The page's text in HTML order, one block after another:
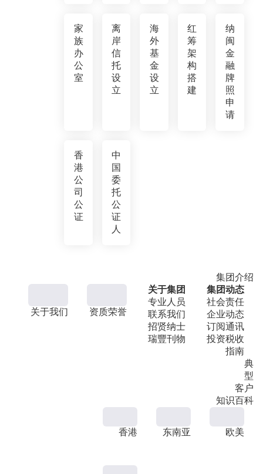
家
族
办
公
室
离
岸
信
托
设
立
海
外
基
金
设
立
红
筹
架
构
搭
建
纳
闽
金
融
牌
照
申
请
香
港
公
司
公
证
中
国
委
托
公
证
人
集团介绍
关于我们 资质荣誉
关于集团
专业人员
联系我们
招贤纳士
瑞豐刊物
集团动态
社会责任
企业动态
订阅通讯
投资税收
指南
典
型
客户
知识百科
香港 东南亚 欧美